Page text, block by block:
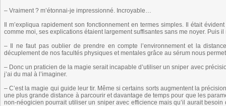
– Vraiment ? m’étonnai-je impressionné. Incroyable…
Il m’expliqua rapidement son fonctionnement en termes simples. Il était
comme moi, ses explications étaient largement suffisantes sans me noyer. Puis
– Il ne faut pas oublier de prendre en compte l’environnement et la
décuplement de nos facultés physiques et mentales grâce au sérum nous
– Donc un praticien de la magie serait incapable d’utiliser un sniper avec
j’ai du mal à l’imaginer.
– C’est la magie qui guide leur tir. Même si certains sorts augmentent la
une plus grande distance à parcourir et davantage de temps pour que les
non-néogicien pourrait utiliser un sniper avec efficience mais qu’il aurait